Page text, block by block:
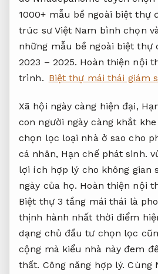
1000+ mẫu bề ngoài biệt thự
trúc sư Việt Nam bình chọn
những mẫu bề ngoài biệt thự
2023 – 2025. Hoàn thiện nội
trình. Biệt thự mái thái giám
Xã hội ngày càng hiện đại,
con người ngày càng khắt
chọn lọc loại nhà ở sao cho
cá nhân, Hạn chế phát sinh.
lợi ích hợp lý cho không gian
ngày của họ. Hoàn thiện nội
Biệt thự 3 tầng mái thái là
thịnh hành nhất thời điểm
dạng chủ đầu tư chọn lọc
cộng mà kiểu nhà này đem
thất. Công năng hợp lý. Cùng